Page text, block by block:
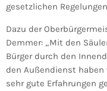
gesetzlichen
Dazu der
Demmer: „Mit den
Bürger durch den
den Außendienst
sehr gute Erfahrungen